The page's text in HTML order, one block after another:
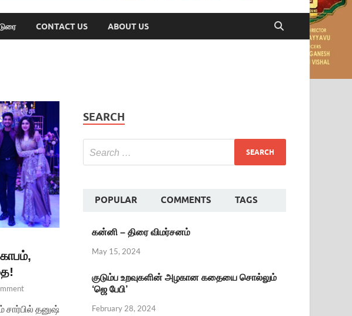
CONTACT US ABOUT US
சார்பில் தனுஷ்
SEARCH
POPULAR COMMENTS TAGS
கன்னி – திரை விமர்சனம்
May 15, 2024
குடும்ப உறவுகளின் அழகான கதையை சொல்லும்
‘ஜெ பேபி’
February 28, 2024